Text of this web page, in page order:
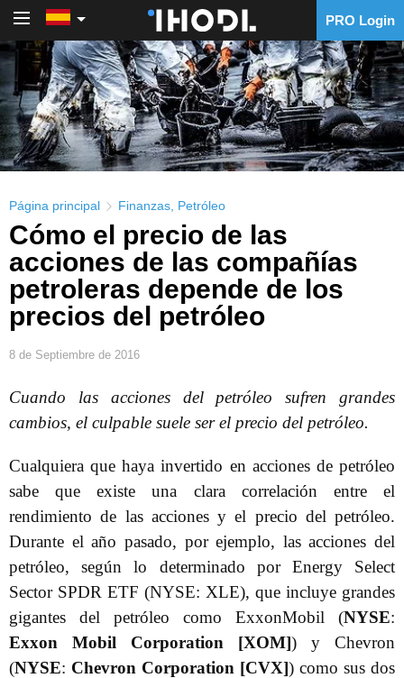
PRO Login
Página principal Finanzas Petróleo
Cómo el precio de las
acciones de las compañías
petroleras depende de los
precios del petróleo
8 de Septiembre de 2016
Cuando las acciones del petróleo sufren grandes
cambios, el culpable suele ser el precio del petróleo.
Cualquiera que haya invertido en acciones de petróleo
sabe que existe una clara correlación entre el
rendimiento de las acciones y el precio del petróleo.
Durante el año pasado, por ejemplo, las acciones del
petróleo, según lo determinado por Energy Select
Sector SPDR ETF (NYSE: XLE), que incluye grandes
gigantes del petróleo como ExxonMobil (NYSE:
Exxon Mobil Corporation [XOM]) y Chevron
(NYSE: Chevron Corporation [CVX]) como sus dos